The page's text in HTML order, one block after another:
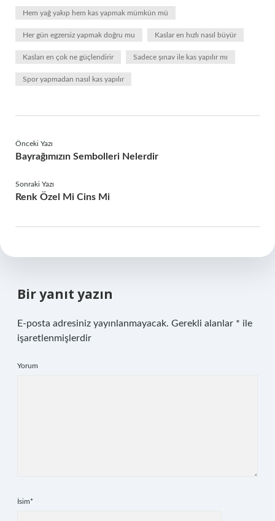
Hem yağ yakıp hem kas yapmak mümkün mü
Her gün egzersiz yapmak doğru mu Kaslar en hızlı nasıl büyür
Kasları en çok ne güçlendirir Sadece şınav ile kas yapılır mı
Spor yapmadan nasıl kas yapılır
Önceki Yazı
Bayrağımızın Sembolleri Nelerdir
Sonraki Yazı
Renk Özel Mi Cins Mi
Bir yanıt yazın
E-posta adresiniz yayınlanmayacak. Gerekli alanlar * ile
işaretlenmişlerdir
Yorum
İsim*